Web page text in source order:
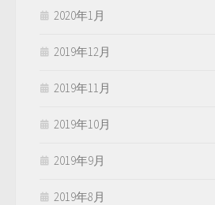
2020年1月
2019年12月
2019年11月
2019年10月
2019年9月
2019年8月